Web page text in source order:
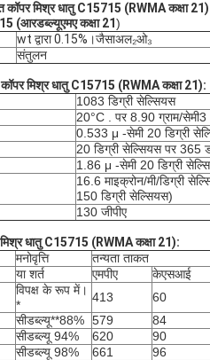
कॉपर मिश्र धातु C15715 (RWMA कक्षा
(आरडब्ल्यूएमए कक्षा 21)
wt द्वारा 0.15%।जैसाअल₂ओ₃
संतुलन
मिश्र धातु C15715 (RWMA कक्षा 21):
1083 डिग्री सेल्सियस
20°C . पर 8.90 ग्राम/सेमी3
0.533 μ -सेमी 20 डिग्री
20 डिग्री सेल्सियस पर 365
1.86 μ -सेमी 20 डिग्री
16.6 माइक्रोन/मी/डिग्री
150 डिग्री सेल्सियस)
130 जीपीए
धातु C15715 (RWMA कक्षा 21):
मनोवृत्ति तन्यता ताकत
या शर्त एमपीए केएसआई
विपक्ष के रूप में।
*
413 60
सीडब्ल्यू**88% 579 84
सीडब्ल्यू 94% 620 90
सीडब्ल्यू 98% 661 96